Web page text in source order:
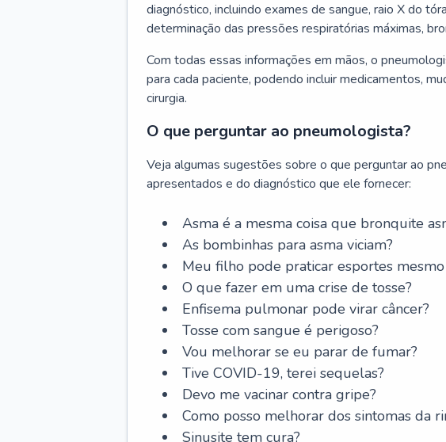
diagnóstico, incluindo exames de sangue, raio X do
determinação das pressões respiratórias máximas,
Com todas essas informações em mãos, o
para cada paciente, podendo incluir medicamentos,
cirurgia.
O que perguntar ao pneumologista?
Veja algumas sugestões sobre o que perguntar ao
apresentados e do diagnóstico que ele fornecer:
Asma é a mesma coisa que bronquite
As bombinhas para asma viciam?
Meu filho pode praticar esportes
O que fazer em uma crise de tosse?
Enfisema pulmonar pode virar câncer?
Tosse com sangue é perigoso?
Vou melhorar se eu parar de fumar?
Tive COVID-19, terei sequelas?
Devo me vacinar contra gripe?
Como posso melhorar dos sintomas da
Sinusite tem cura?